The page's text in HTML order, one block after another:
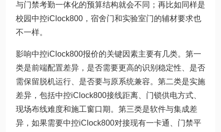
与门禁考勤一体化的预算结构就会不同；再比如同样是
校园中控iClock800，宿舍门和实验室门的辅材要求也
不一样。
影响中控iClock800报价的关键因素主要有几类。第一
类是前端配置差异，是否需要更高的识别稳定性、是否
需保留脱机运行、是否要与原系统兼容。第二类是实施
差异，包括中控iClock800接线距离、门锁供电方式、
现场布线难度和施工窗口期。第三类是软件与集成差
异，如果需要中控iClock800对接现有一卡通、门禁平